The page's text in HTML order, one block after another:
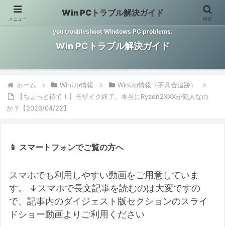
Windows PCのトラブル解決をお手伝いするサイトです。 This site helps
you troubleshoot Windows PC problems.
Win PCトラブル解決ガイド
ホーム WinUp情報
WinUp情報（不具合追跡）
【ちょっと待て！】モザイク終了、本当にRyzen2XXXが犯人なの
か？【2026/04/22】
📱 スマートフォンでご覧の方へ
スマホでも利用しやすい動画をご用意していま
す。
↓スマホで長文記事を読むのは大変ですの
で、記事内のダイジェスト版セクションのスライ
ドショー動画よりご利用ください
メニュー
Win PCトラブル解決ガイド
検索